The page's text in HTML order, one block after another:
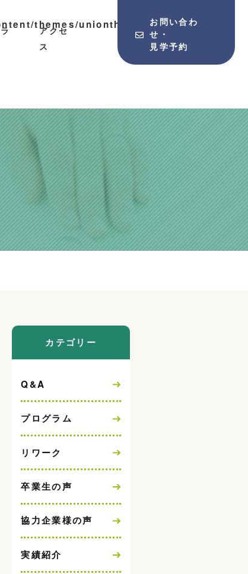
アクセ
ス
お問い合わ
せ・
見学予約
themes/uniontheme/single-
カテゴリー
Q&A
プログラム
リワーク
卒業生の声
協力企業様の声
実績紹介